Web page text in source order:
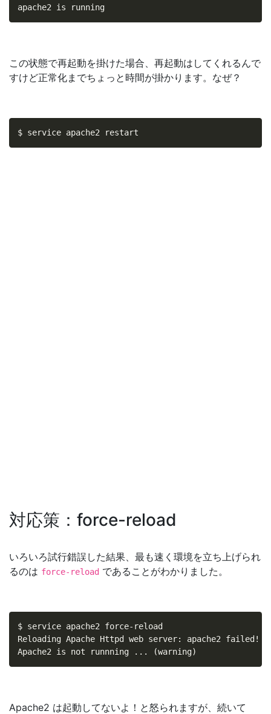
apache2 is running
この状態で再起動を掛けた場合、再起動はしてくれるんで
すけど正常化までちょっと時間が掛かります。なぜ？
$ service apache2 restart
対応策：force-reload
いろいろ試行錯誤した結果、最も速く環境を立ち上げられ
るのは force-reload であることがわかりました。
$ service apache2 force-reload
Reloading Apache Httpd web server: apache2 failed!
Apache2 is not runnning ... (warning)
Apache2 は起動してないよ！と怒られますが、続いて